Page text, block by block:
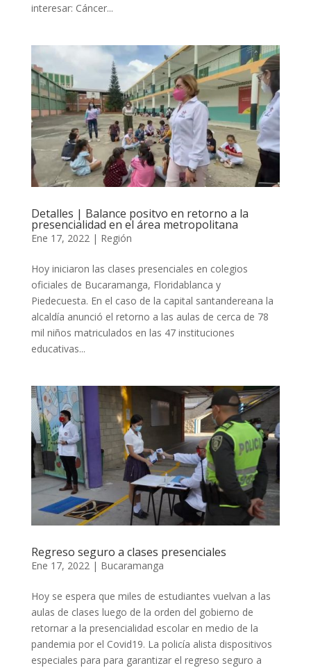
interesar: Cáncer...
Detalles | Balance positvo en retorno a la
presencialidad en el área metropolitana
Ene 17, 2022| Región
Hoy iniciaron las clases presenciales en colegios
oficiales de Bucaramanga, Floridablanca y
Piedecuesta. En el caso de la capital santandereana la
alcaldía anunció el retorno a las aulas de cerca de 78
mil niños matriculados en las 47 instituciones
educativas...
Regreso seguro a clases presenciales
Ene 17, 2022| Bucaramanga
Hoy se espera que miles de estudiantes vuelvan a las
aulas de clases luego de la orden del gobierno de
retornar a la presencialidad escolar en medio de la
pandemia por el Covid19. La policía alista dispositivos
especiales para para garantizar el regreso seguro a